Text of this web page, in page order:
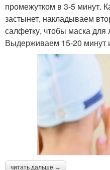
промежутком в 3-5 минут.
застынет, накладываем
салфетку, чтобы маска для
Выдерживаем 15-20 минут
читать дальше →